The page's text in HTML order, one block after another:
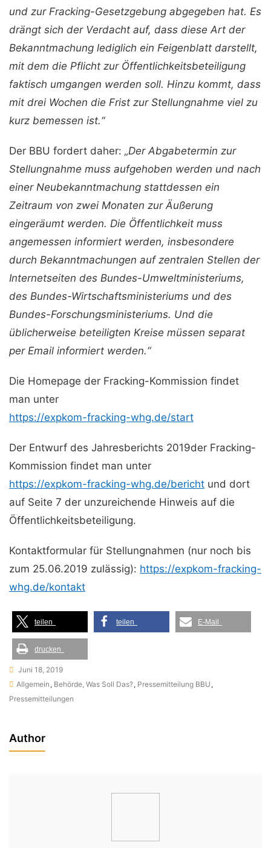
und zur Fracking-Gesetzgebung abgegeben hat. Es
drängt sich der Verdacht auf, dass diese Art der
Bekanntmachung lediglich ein Feigenblatt darstellt,
mit dem die Pflicht zur Öffentlichkeitsbeteiligung
faktisch umgangen werden soll. Hinzu kommt, dass
mit drei Wochen die Frist zur Stellungnahme viel zu
kurz bemessen ist.“
Der BBU fordert daher: „Der Abgabetermin zur
Stellungnahme muss aufgehoben werden und nach
einer Neubekanntmachung stattdessen ein
Zeitraum von zwei Monaten zur Äußerung
eingeräumt werden. Die Öffentlichkeit muss
angemessen informiert werden, insbesondere
durch Bekanntmachungen auf zentralen Stellen der
Internetseiten des Bundes-Umweltministeriums,
des Bundes-Wirtschaftsministeriums und des
Bundes-Forschungsministeriums. Und die
üblicherweise beteiligten Kreise müssen separat
per Email informiert werden.“
Die Homepage der Fracking-Kommission findet
man unter
https://expkom-fracking-whg.de/start
Der Entwurf des Jahresberichts 2019der Fracking-
Kommission findet man unter
https://expkom-fracking-whg.de/bericht und dort
auf Seite 7 der unzureichende Hinweis auf die
Öffentlichkeitsbeteiligung.
Kontaktformular für Stellungnahmen (nur noch bis
zum 25.06.2019 zulässig): https://expkom-fracking-
whg.de/kontakt
teilen teilen E-Mail
drucken
Juni 18, 2019
Allgemein , Behörde, Was Soll Das?, Pressemitteilung BBU ,
Pressemitteilungen
Author